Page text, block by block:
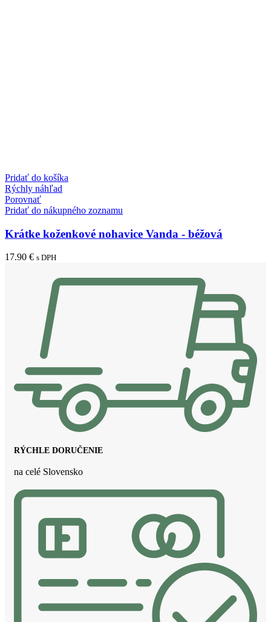
Pridať do košíka
Rýchly náhľad
Porovnať
Pridať do nákupného zoznamu
Krátke koženkové nohavice Vanda - béžová
17.90 € s DPH
RÝCHLE DORUČENIE
na celé Slovensko